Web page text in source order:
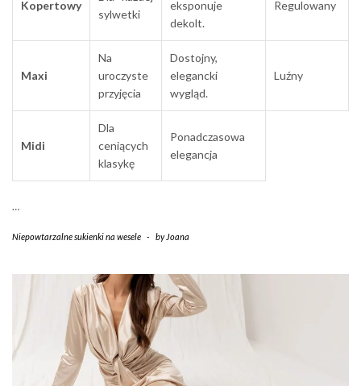
Kopertowy
sylwetki
eksponuje
dekolt.
Regulowany
Maxi
Na
uroczyste
przyjęcia
Dostojny,
elegancki
wygląd.
Luźny
Midi
Dla
ceniących
klasykę
Ponadczasowa
elegancja
…
Niepowtarzalne sukienki na wesele - by Joana